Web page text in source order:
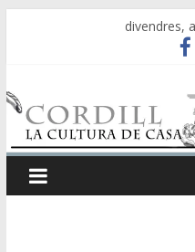
divendres,